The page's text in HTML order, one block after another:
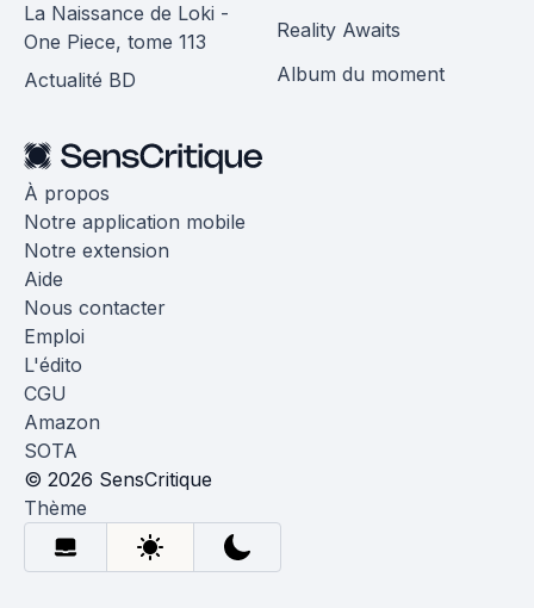
La Naissance de Loki -
One Piece, tome 113
Actualité BD
Reality Awaits
Album du moment
À propos
Notre application mobile
Notre extension
Aide
Nous contacter
Emploi
L'édito
CGU
Amazon
SOTA
© 2026 SensCritique
Thème